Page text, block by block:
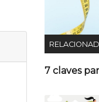
7 claves